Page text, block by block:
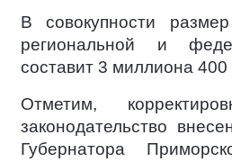
В совокупности
региональной и
составит 3 миллиона 400
Отметим,
законодательство
Губернатора